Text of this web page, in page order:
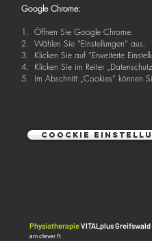
Google Chrome:
1. Öffnen Sie Google Chrome.
2. Wählen Sie “Einstellungen” aus.
3. Klicken Sie auf “Erweiterte
4. Klicken Sie im Reiter
5. Im Abschnitt „Cookies“ können
Coockie
PhysiotherapieVITALplus Greifswald
am clever ft
am clever ft